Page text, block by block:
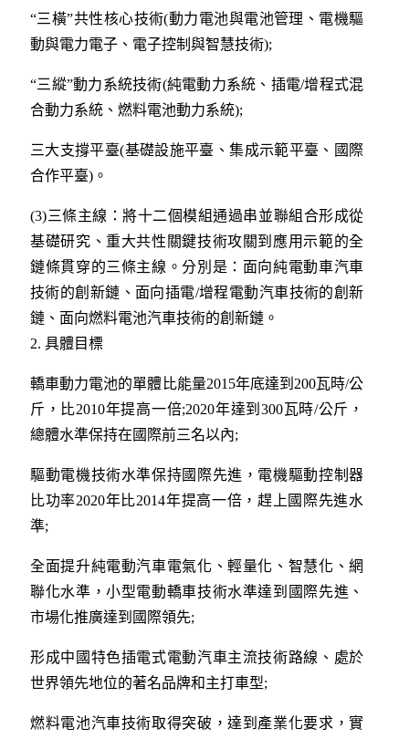
“三橫”共性核心技術(動力電池與電池管理、電機驅
動與電力電子、電子控制與智慧技術);
“三縱”動力系統技術(純電動力系統、插電/增程式混
合動力系統、燃料電池動力系統);
三大支撐平臺(基礎設施平臺、集成示範平臺、國際
合作平臺)。
(3)三條主線：將十二個模組通過串並聯組合形成從
基礎研究、重大共性關鍵技術攻關到應用示範的全
鏈條貫穿的三條主線。分別是：面向純電動車汽車
技術的創新鏈、面向插電/增程電動汽車技術的創新
鏈、面向燃料電池汽車技術的創新鏈。
2. 具體目標
轎車動力電池的單體比能量2015年底達到200瓦時/公
斤，比2010年提高一倍;2020年達到300瓦時/公斤，
總體水準保持在國際前三名以內;
驅動電機技術水準保持國際先進，電機驅動控制器
比功率2020年比2014年提高一倍，趕上國際先進水
準;
全面提升純電動汽車電氣化、輕量化、智慧化、網
聯化水準，小型電動轎車技術水準達到國際先進、
市場化推廣達到國際領先;
形成中國特色插電式電動汽車主流技術路線、處於
世界領先地位的著名品牌和主打車型;
燃料電池汽車技術取得突破，達到產業化要求，實